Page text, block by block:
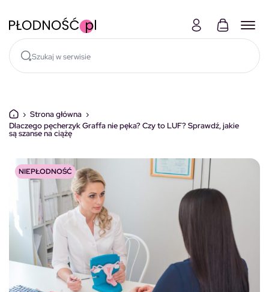
› Strona główna ›
Dlaczego pęcherzyk Graffa nie pęka? Czy to LUF? Sprawdź, jakie
są szanse na ciążę
NIEPŁODNOŚĆ